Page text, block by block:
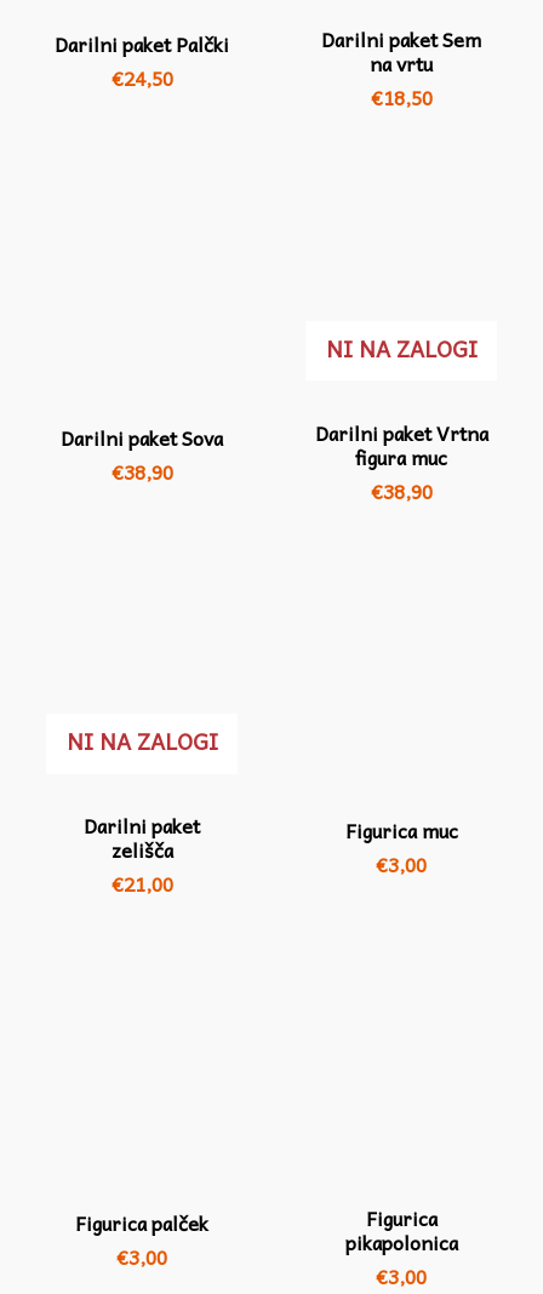
Darilni paket Palčki
€24,50
Darilni paket Sem
na vrtu
€18,50
Darilni paket Sova
€38,90
NI NA ZALOGI
Darilni paket Vrtna
figura muc
€38,90
NI NA ZALOGI
Darilni paket
zelišča
€21,00
Figurica muc
€3,00
Figurica palček
€3,00
Figurica
pikapolonica
€3,00